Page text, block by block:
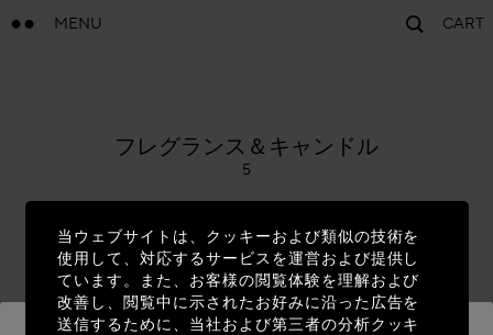
MENU CART
ALAÏA
フレグランス＆キャンドル
5
当ウェブサイトは、クッキーおよび類似の技術を
使用して、対応するサービスを運営および提供し
ています。また、お客様の閲覧体験を理解および
改善し、閲覧中に示されたお好みに沿った広告を
送信するために、当社および第三者の分析クッキ